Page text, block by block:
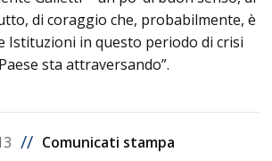
di coraggio che, probabilmente, è
Istituzioni in questo periodo di crisi
sta attraversando”.
// Comunicati stampa